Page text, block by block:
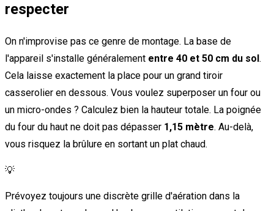
respecter
On n'improvise pas ce genre de montage. La base de
l'appareil s'installe généralement entre 40 et 50 cm du sol .
Cela laisse exactement la place pour un grand tiroir
casserolier en dessous. Vous voulez superposer un four ou
un micro-ondes ? Calculez bien la hauteur totale. La poignée
du four du haut ne doit pas dépasser 1,15 mètre. Au-delà,
vous risquez la brûlure en sortant un plat chaud.
💡
Prévoyez toujours une discrète grille d'aération dans la